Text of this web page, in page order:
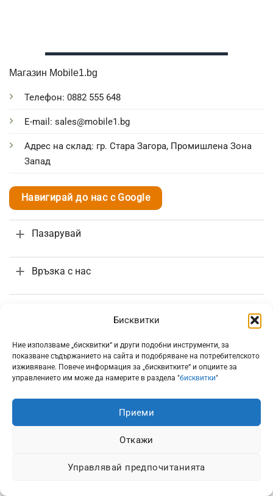
Бисквитки
Ние използваме „бисквитки“ и други подобни инструменти, за
показване съдържанието на сайта и подобряване на потребителското
изживяване. Повече информация за „бисквитките“ и опциите за
управлението им може да намерите в раздела "бисквитки"
Приеми
Откажи
Управлявай предпочитанията
Магазин Mobile1.bg
Телефон: 0882 555 648
E-mail: sales@mobile1.bg
Адрес на склад: гр. Стара Загора, Промишлена Зона
Запад
Навигирай до нас с Google
Пазарувай
Връзка с нас
Информация
Всички цени са с включено 20% ДДС